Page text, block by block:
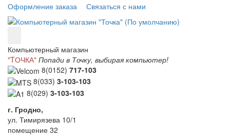
Оформление заказа Связаться с нами
Компьютерный магазин
"TОЧКА" Попади в Точку, выбирая компьютер!
8(0152) 717-103
8(033) 3-103-103
8(029) 3-103-103
г. Гродно,
ул. Тимирязева 10/1
помещение 32